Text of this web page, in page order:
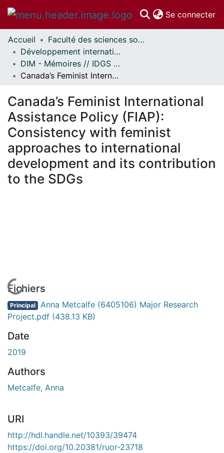
Se connecter
Communautés
et collections
Parcourir
Statistiques
À propos
Accueil
Faculté des sciences sociales // Faculty of Social Sciences
Développement international et mondialisation // International Development and Global Studies
DIM - Mémoires // IDGS - Research Papers
Canada’s Feminist International Assistance Policy (FIAP): Consistency with feminist approaches to international development and its contribution to the SDGs
Canada’s Feminist International
Assistance Policy (FIAP):
Consistency with feminist
approaches to international
development and its contribution
to the SDGs
En cours de chargement...
Fichiers
Principal Anna Metcalfe (6405106) Major Research
Project.pdf (438.13 KB)
Date
2019
Authors
Metcalfe, Anna
URI
http://hdl.handle.net/10393/39474
https://doi.org/10.20381/ruor-23718